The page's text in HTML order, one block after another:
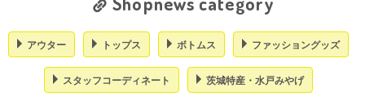
アウター トップス ボトムス ファッショングッズ
スタッフコーディネート 茨城特産・水戸みやげ